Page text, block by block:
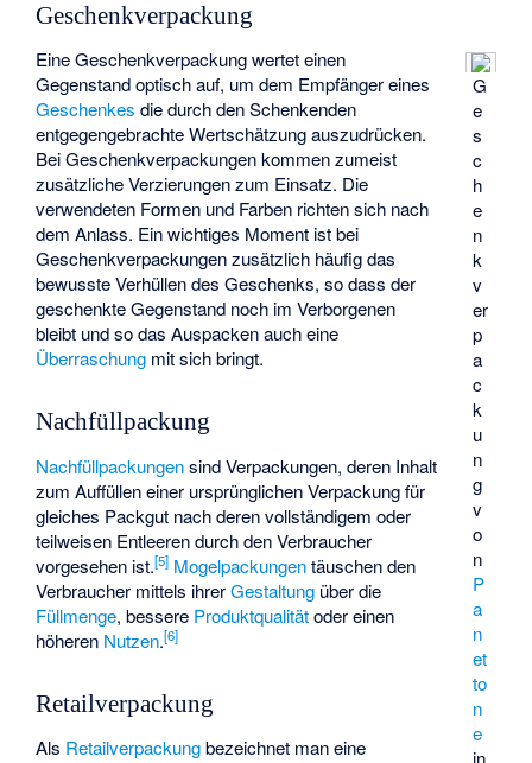
Geschenkverpackung
G
e
s
c
h
e
n
k
v
er
p
a
c
k
u
n
g
v
o
n
P
a
n
et
to
n
e
in
Eine Geschenkverpackung wertet einen
Gegenstand optisch auf, um dem Empfänger eines
Geschenkes die durch den Schenkenden
entgegengebrachte Wertschätzung auszudrücken.
Bei Geschenkverpackungen kommen zumeist
zusätzliche Verzierungen zum Einsatz. Die
verwendeten Formen und Farben richten sich nach
dem Anlass. Ein wichtiges Moment ist bei
Geschenkverpackungen zusätzlich häufig das
bewusste Verhüllen des Geschenks, so dass der
geschenkte Gegenstand noch im Verborgenen
bleibt und so das Auspacken auch eine
Überraschung mit sich bringt.
Nachfüllpackung
Nachfüllpackungensind Verpackungen, deren Inhalt
zum Auffüllen einer ursprünglichen Verpackung für
gleiches Packgut nach deren vollständigem oder
teilweisen Entleeren durch den Verbraucher
vorgesehen ist.[5] Mogelpackungentäuschen den
Verbraucher mittels ihrerGestaltung über die
Füllmenge, bessere Produktqualitätoder einen
höheren Nutzen.[6]
Retailverpackung
Als Retailverpackungbezeichnet man eine